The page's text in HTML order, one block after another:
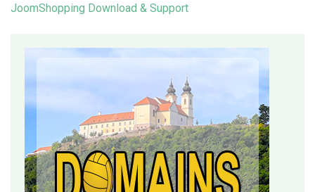
JoomShopping Download & Support